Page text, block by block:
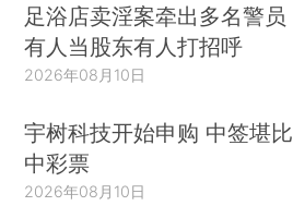
足浴店卖淫案牵出多名警员
有人当股东有人打招呼
2026年08月10日
宇树科技开始申购 中签堪比
中彩票
2026年08月10日